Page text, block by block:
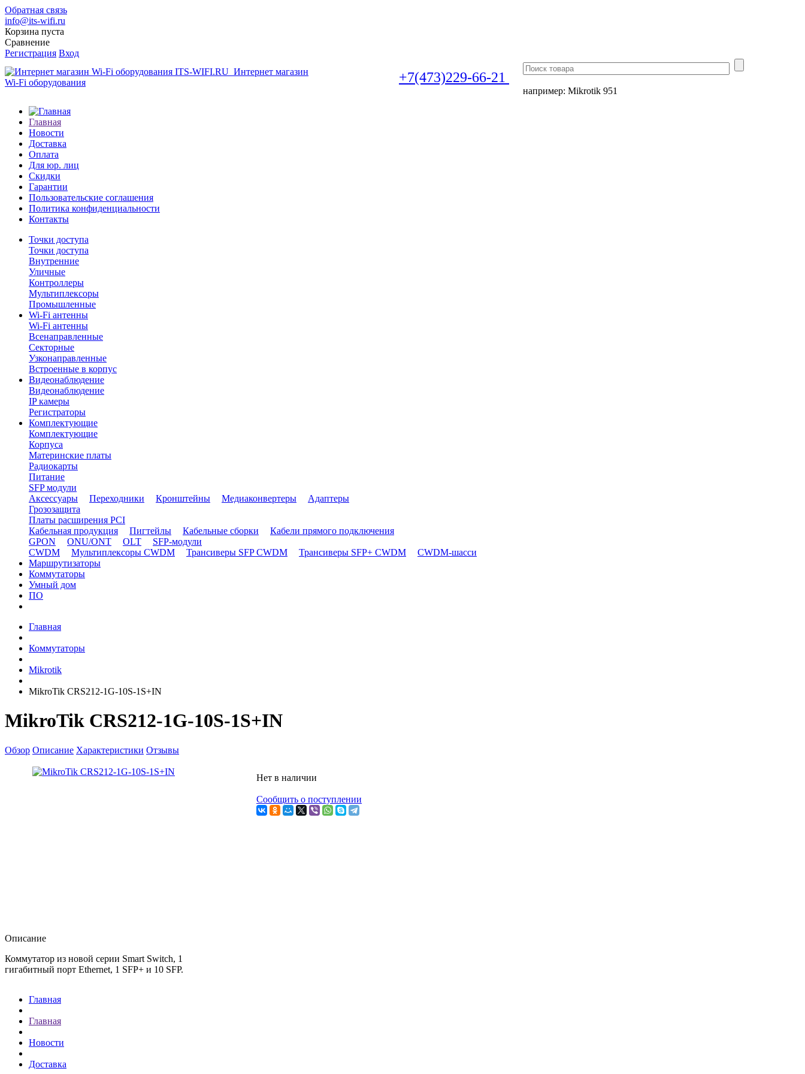
Обратная связь
info@its-wifi.ru
Корзина пуста
Сравнение
Регистрация Вход
Интернет магазин
Wi-Fi оборудования
+7(473)229-66-21
например: Mikrotik 951
Главная
Новости
Доставка
Оплата
Для юр. лиц
Скидки
Гарантии
Пользовательские соглашения
Политика конфиденциальности
Контакты
Точки доступа
Точки доступа
Внутренние
Уличные
Контроллеры
Мультиплексоры
Промышленные
Wi-Fi антенны
Wi-Fi антенны
Всенаправленные
Секторные
Узконаправленные
Встроенные в корпус
Видеонаблюдение
Видеонаблюдение
IP камеры
Регистраторы
Комплектующие
Комплектующие
Корпуса
Материнские платы
Радиокарты
Питание
SFP модули
Аксессуары
Переходники Кронштейны Медиаконвертеры
Адаптеры
Грозозащита
Платы расширения PCI
Кабельная продукция
Пигтейлы Кабельные сборки
Кабели прямого подключения
GPON
ONU/ONT OLT
SFP-модули
CWDM
Мультиплексоры CWDM Трансиверы SFP CWDM Трансиверы SFP+ CWDM
CWDM-шасси
Маршрутизаторы
Коммутаторы
Умный дом
ПО
Главная
Коммутаторы
Mikrotik
MikroTik CRS212-1G-10S-1S+IN
MikroTik CRS212-1G-10S-1S+IN
Обзор Описание Характеристики Отзывы
Нет в наличии
Сообщить о поступлении
Описание
Коммутатор из новой серии Smart Switch, 1
гигабитный порт Ethernet, 1 SFP+ и 10 SFP.
Главная
Главная
Новости
Доставка